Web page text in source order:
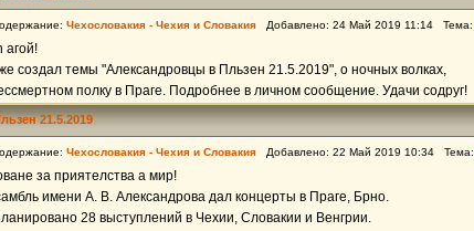
Чехословакия - Чехия и Словакия Добавлено: 24 Май 2019 11:14 Тема:
агой!
создал темы "Александровцы в Пльзен 21.5.2019", о ночных волках,
полку в Праге. Подробнее в личном сообщение. Удачи содруг!
21.5.2019
Чехословакия - Чехия и Словакия Добавлено: 22 Май 2019 10:34 Тема:
за приятелства а мир!
имени А. В. Александрова дал концерты в Праге, Брно.
28 выступлений в Чехии, Словакии и Венгрии.